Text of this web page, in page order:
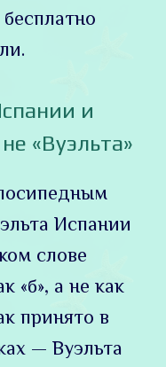
и
«Вуэльта»
Испании
слове
«б», а не как
принято в
— Вуэльта